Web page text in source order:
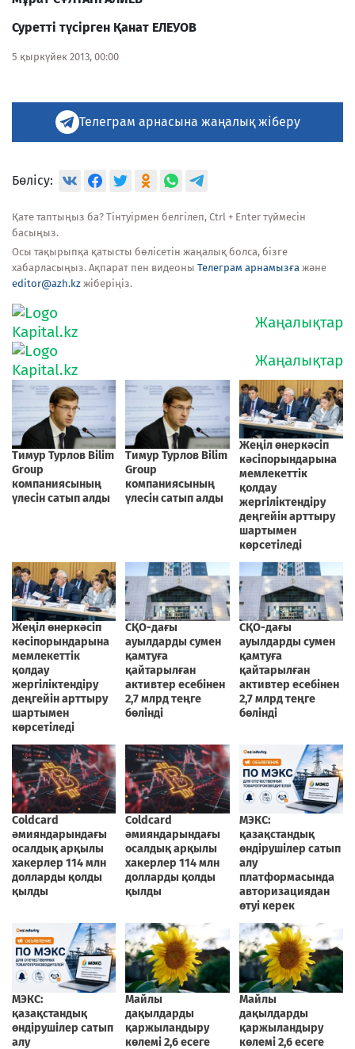
Суретті түсірген Қанат ЕЛЕУОВ
5 қыркүйек 2013, 00:00
Телеграм арнасына жаңалық жіберу
Бөлісу:
Қате таптыңыз ба? Тінтуірмен белгілеп, Ctrl + Enter түймесін
басыңыз.
Осы тақырыпқа қатысты бөлісетін жаңалық болса, бізге
хабарласыңыз. Ақпарат пен видеоны Телеграм арнамызға және
editor@azh.kz жіберіңіз.